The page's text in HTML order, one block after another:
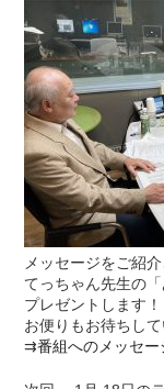
メッセージをご紹
てっちゃん先生の
プレゼントします！
お便りもお待ちして
⇉番組へのメッセー